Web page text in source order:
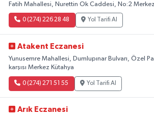
Fatih Mahallesi, Nurettin Ok Caddesi, No:2
0 (274) 226 28 48 Yol Tarifi Al
Atakent Eczanesi
Yunusemre Mahallesi, Dumlupınar Bulvarı, Özel
karşısı Merkez Kütahya
0 (274) 271 51 55 Yol Tarifi Al
Arık Eczanesi